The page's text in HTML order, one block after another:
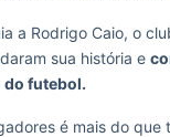
a Rodrigo Caio, o
sua história e
do futebol.
é mais do